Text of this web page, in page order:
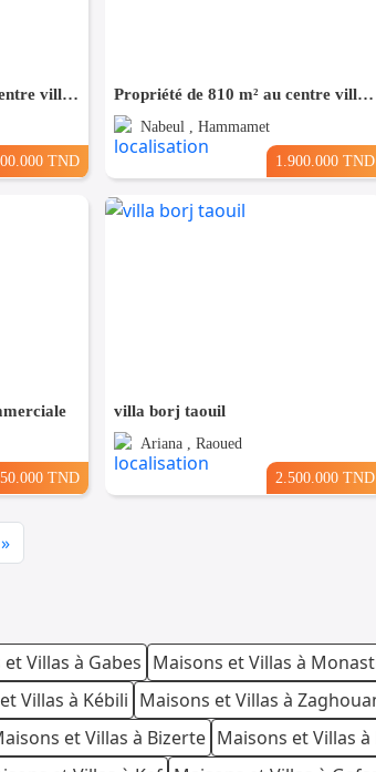
Propriété de 810 m² au centre ville de Hammamet à vendre 51355351
TND
Propriété de 810 m² au centre ville de Hammamet à vendre 51355351
Nabeul , Hammamet
1.900.000 TND
TND
villa borj taouil
Ariana , Raoued
2.500.000 TND
»Next
Villas à Gabes Maisons et Villas à
Villas à Kébili Maisons et Villas à
et Villas à Bizerte Maisons et Villas